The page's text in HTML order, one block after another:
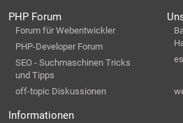
PHP Forum
Forum für Webentwickler
PHP-Developer Forum
SEO - Suchmaschinen Tricks
und Tipps
off-topic Diskussionen
Informationen